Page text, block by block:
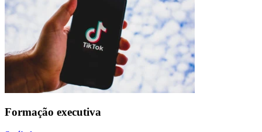
Formação executiva